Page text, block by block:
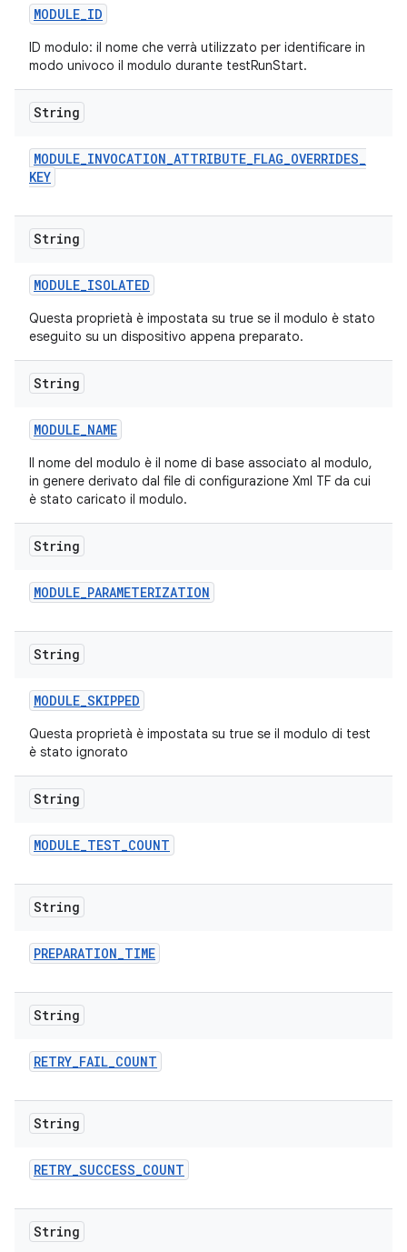
MODULE_ID
ID modulo: il nome che verrà utilizzato per identificare in
modo univoco il modulo durante testRunStart.
String
MODULE_INVOCATION_ATTRIBUTE_FLAG_OVERRIDES_
KEY
String
MODULE_ISOLATED
Questa proprietà è impostata su true se il modulo è stato
eseguito su un dispositivo appena preparato.
String
MODULE_NAME
Il nome del modulo è il nome di base associato al modulo,
in genere derivato dal file di configurazione Xml TF da cui
è stato caricato il modulo.
String
MODULE_PARAMETERIZATION
String
MODULE_SKIPPED
Questa proprietà è impostata su true se il modulo di test
è stato ignorato
String
MODULE_TEST_COUNT
String
PREPARATION_TIME
String
RETRY_FAIL_COUNT
String
RETRY_SUCCESS_COUNT
String